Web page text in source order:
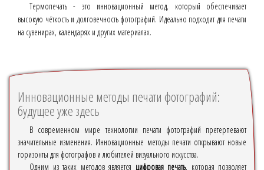
Термопечать - это инновационный метод, который обеспечивает
высокую чёткость и долговечность фотографий. Идеально подходит для печати
на сувенирах, календарях и других материалах.
Инновационные методы печати фотографий:
будущее уже здесь
В современном мире технологии печати фотографий претерпевают
значительные изменения. Инновационные методы печати открывают новые
горизонты для фотографов и любителей визуального искусства.
Одним из таких методов является цифровая печать, которая позволяет